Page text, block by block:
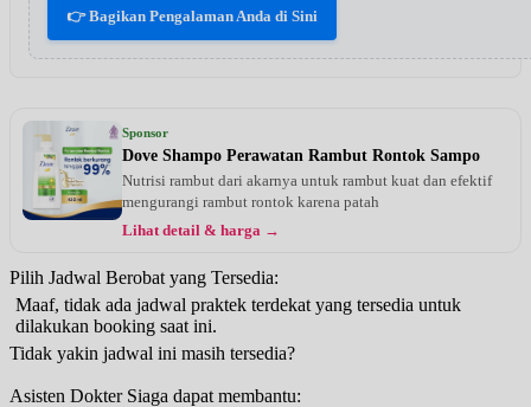
👉 Bagikan Pengalaman Anda di Sini
Sponsor
Dove Shampo Perawatan Rambut Rontok Sampo
Nutrisi rambut dari akarnya untuk rambut kuat dan efektif
mengurangi rambut rontok karena patah
Lihat detail & harga →
Pilih Jadwal Berobat yang Tersedia:
Maaf, tidak ada jadwal praktek terdekat yang tersedia untuk
dilakukan booking saat ini.
Tidak yakin jadwal ini masih tersedia?
Asisten Dokter Siaga dapat membantu: